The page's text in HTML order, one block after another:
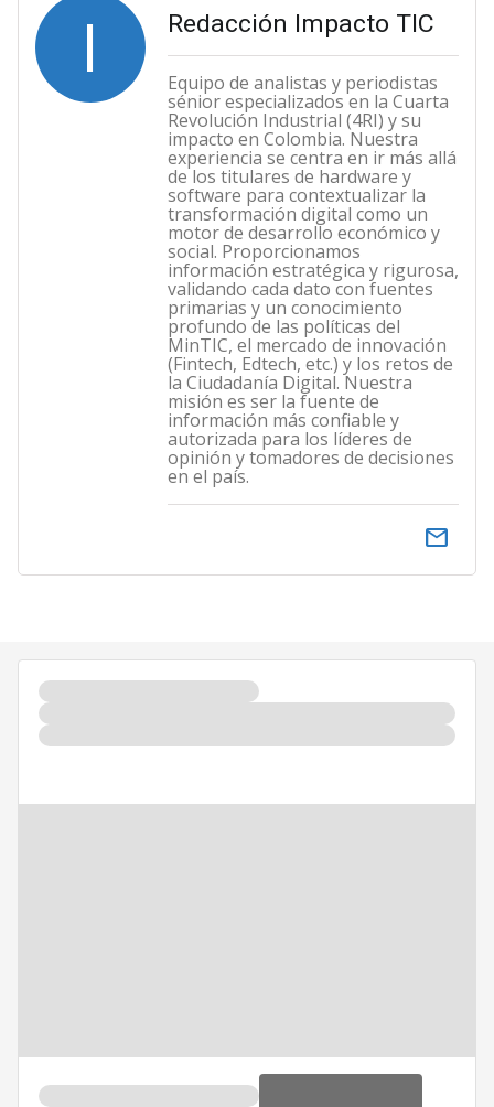
I Redacción Impacto TIC
Equipo de analistas y periodistas
sénior especializados en la Cuarta
Revolución Industrial (4RI) y su
impacto en Colombia. Nuestra
experiencia se centra en ir más allá
de los titulares de hardware y
software para contextualizar la
transformación digital como un
motor de desarrollo económico y
social. Proporcionamos
información estratégica y rigurosa,
validando cada dato con fuentes
primarias y un conocimiento
profundo de las políticas del
MinTIC, el mercado de innovación
(Fintech, Edtech, etc.) y los retos de
la Ciudadanía Digital. Nuestra
misión es ser la fuente de
información más confiable y
autorizada para los líderes de
opinión y tomadores de decisiones
en el país.
email